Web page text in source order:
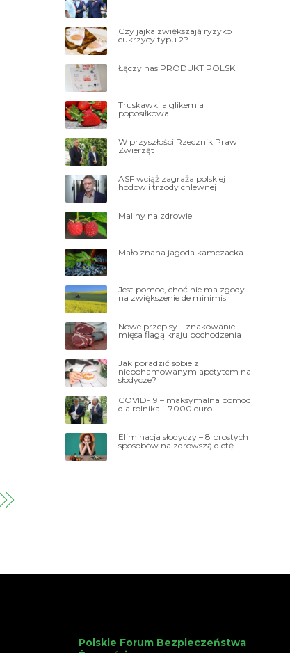
Czy jajka zwiększają ryzyko
cukrzycy typu 2?
Łączy nas PRODUKT POLSKI
Truskawki a glikemia
poposiłkowa
W przyszłości Rzecznik Praw
Zwierząt
ASF wciąż zagraża polskiej
hodowli trzody chlewnej
Maliny na zdrowie
Mało znana jagoda kamczacka
Jest pomoc, choć nie ma zgody
na zwiększenie de minimis
Nowe przepisy – znakowanie
mięsa flagą kraju pochodzenia
Jak poradzić sobie z
niepohamowanym apetytem na
słodycze?
COVID-19 – maksymalna pomoc
dla rolnika – 7000 euro
Eliminacja słodyczy – 8 prostych
sposobów na zdrowszą dietę
Polskie Forum Bezpieczeństwa